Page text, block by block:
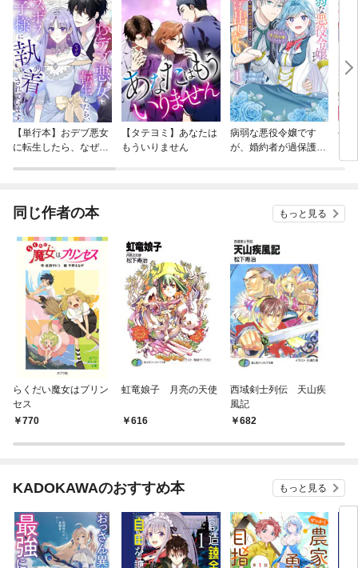
【単行本】おデブ悪女
に転生したら、なぜか
【タテヨミ】あなたは
もういりません
病弱な悪役令嬢です
が、婚約者が過保護す
公
同じ作者の本 もっと見る
らくだい魔女はプリン
セス
770
虹竜娘子 月亮の天使
616
西域剣士列伝 天山疾
風記
682
KADOKAWAのおすすめ本 もっと見る